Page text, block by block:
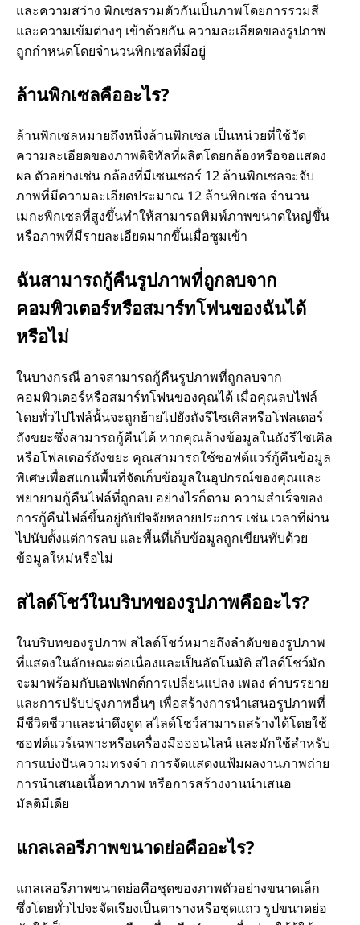
และความสว่าง พิกเซลรวมตัวกันเป็นภาพโดยการรวมสี
และความเข้มต่างๆ เข้าด้วยกัน ความละเอียดของรูปภาพ
ถูกกำหนดโดยจำนวนพิกเซลที่มีอยู่
ล้านพิกเซลคืออะไร?
ล้านพิกเซลหมายถึงหนึ่งล้านพิกเซล เป็นหน่วยที่ใช้วัด
ความละเอียดของภาพดิจิทัลที่ผลิตโดยกล้องหรือจอแสดง
ผล ตัวอย่างเช่น กล้องที่มีเซนเซอร์ 12 ล้านพิกเซลจะจับ
ภาพที่มีความละเอียดประมาณ 12 ล้านพิกเซล จำนวน
เมกะพิกเซลที่สูงขึ้นทำให้สามารถพิมพ์ภาพขนาดใหญ่ขึ้น
หรือภาพที่มีรายละเอียดมากขึ้นเมื่อซูมเข้า
ฉันสามารถกู้คืนรูปภาพที่ถูกลบจาก
คอมพิวเตอร์หรือสมาร์ทโฟนของฉันได้
หรือไม่
ในบางกรณี อาจสามารถกู้คืนรูปภาพที่ถูกลบจาก
คอมพิวเตอร์หรือสมาร์ทโฟนของคุณได้ เมื่อคุณลบไฟล์
โดยทั่วไปไฟล์นั้นจะถูกย้ายไปยังถังรีไซเคิลหรือโฟลเดอร์
ถังขยะซึ่งสามารถกู้คืนได้ หากคุณล้างข้อมูลในถังรีไซเคิล
หรือโฟลเดอร์ถังขยะ คุณสามารถใช้ซอฟต์แวร์กู้คืนข้อมูล
พิเศษเพื่อสแกนพื้นที่จัดเก็บข้อมูลในอุปกรณ์ของคุณและ
พยายามกู้คืนไฟล์ที่ถูกลบ อย่างไรก็ตาม ความสำเร็จของ
การกู้คืนไฟล์ขึ้นอยู่กับปัจจัยหลายประการ เช่น เวลาที่ผ่าน
ไปนับตั้งแต่การลบ และพื้นที่เก็บข้อมูลถูกเขียนทับด้วย
ข้อมูลใหม่หรือไม่
สไลด์โชว์ในบริบทของรูปภาพคืออะไร?
ในบริบทของรูปภาพ สไลด์โชว์หมายถึงลำดับของรูปภาพ
ที่แสดงในลักษณะต่อเนื่องและเป็นอัตโนมัติ สไลด์โชว์มัก
จะมาพร้อมกับเอฟเฟกต์การเปลี่ยนแปลง เพลง คำบรรยาย
และการปรับปรุงภาพอื่นๆ เพื่อสร้างการนำเสนอรูปภาพที่
มีชีวิตชีวาและน่าดึงดูด สไลด์โชว์สามารถสร้างได้โดยใช้
ซอฟต์แวร์เฉพาะหรือเครื่องมือออนไลน์ และมักใช้สำหรับ
การแบ่งปันความทรงจำ การจัดแสดงแฟ้มผลงานภาพถ่าย
การนำเสนอเนื้อหาภาพ หรือการสร้างงานนำเสนอ
มัลติมีเดีย
แกลเลอรีภาพขนาดย่อคืออะไร?
แกลเลอรีภาพขนาดย่อคือชุดของภาพตัวอย่างขนาดเล็ก
ซึ่งโดยทั่วไปจะจัดเรียงเป็นตารางหรือชุดแถว รูปขนาดย่อ